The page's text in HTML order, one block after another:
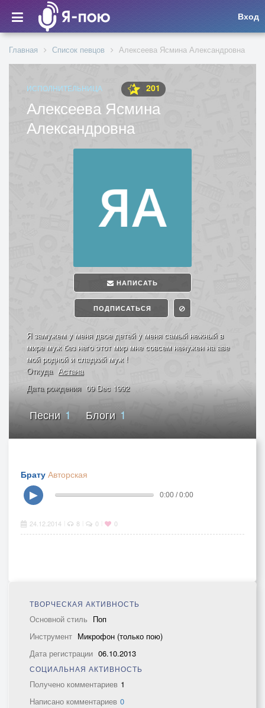
Вход
Главная Список певцов Алексеева Ясмина Александровна
ИСПОЛНИТЕЛЬНИЦА 201
Алексеева Ясмина
Александровна
НАПИСАТЬ
ПОДПИСАТЬСЯ
Я замужем у меня двое детей у меня самый нежный в
мире муж без него этот мир мне совсем ненужен на аве
мой родной и сладкий муж !
Откуда Астана
Дата рождения 09 Dec 1992
Песни 1 Блоги 1
Брату Авторская
▶
0:00 / 0:00
24.12.2014 8 0 0
ТВОРЧЕСКАЯ АКТИВНОСТЬ
Основной стиль Поп
Инструмент Микрофон (только пою)
Дата регистрации 06.10.2013
СОЦИАЛЬНАЯ АКТИВНОСТЬ
Получено комментариев 1
Написано комментариев 0